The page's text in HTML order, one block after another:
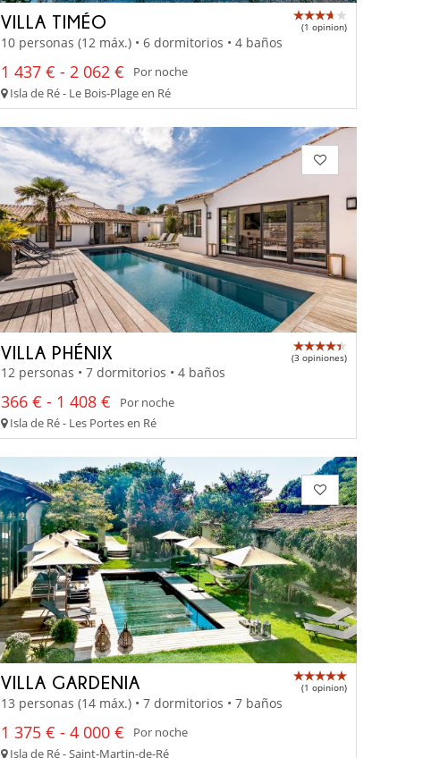
VILLA TIMÉO (1 opinion)
10 personas (12 máx.) • 6 dormitorios • 4 baños
1 437 € - 2 062 €
Por noche
Isla de Ré - Le Bois-Plage en Ré
VILLA PHÉNIX (3 opiniones)
12 personas • 7 dormitorios • 4 baños
366 € - 1 408 €
Por noche
Isla de Ré - Les Portes en Ré
VILLA GARDENIA (1 opinion)
13 personas (14 máx.) • 7 dormitorios • 7 baños
1 375 € - 4 000 €
Por noche
Isla de Ré - Saint-Martin-de-Ré